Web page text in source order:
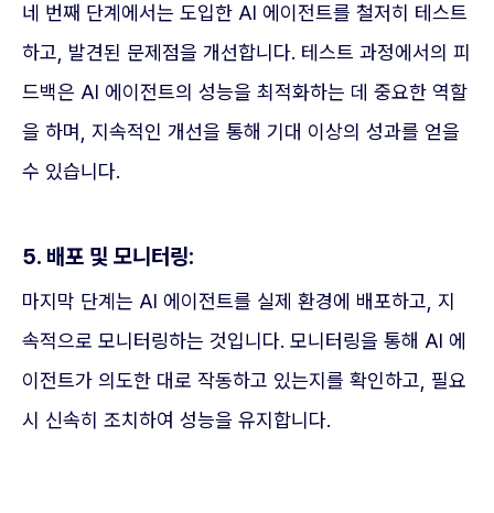
네 번째 단계에서는 도입한 AI 에이전트를 철저히 테스트
하고, 발견된 문제점을 개선합니다. 테스트 과정에서의 피
드백은 AI 에이전트의 성능을 최적화하는 데 중요한 역할
을 하며, 지속적인 개선을 통해 기대 이상의 성과를 얻을
수 있습니다.
5. 배포 및 모니터링:
마지막 단계는 AI 에이전트를 실제 환경에 배포하고, 지
속적으로 모니터링하는 것입니다. 모니터링을 통해 AI 에
이전트가 의도한 대로 작동하고 있는지를 확인하고, 필요
시 신속히 조치하여 성능을 유지합니다.